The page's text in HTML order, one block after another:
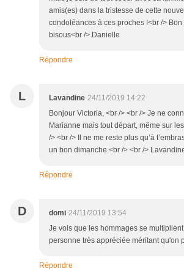
amis(es) dans la tristesse de cette
condoléances à ces proches !<br />
bisous<br /> Danielle
Répondre
L Lavandine 24/11/2019 14:22
Bonjour Victoria, <br /> <br /> Je ne
Marianne mais tout départ, même sur
/> <br /> Il ne me reste plus qu’à
un bon dimanche.<br /> <br />
Répondre
D domi 24/11/2019 13:54
Je vois que les hommages se
personne très appréciée méritant qu'on
Répondre